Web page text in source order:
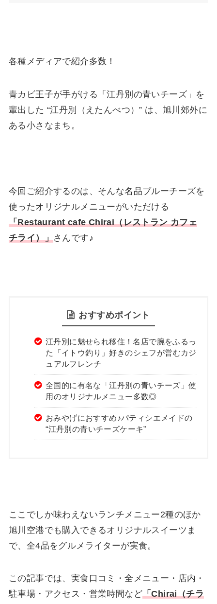
各種メディアで紹介多数！
青カビ王子が手がける「江丹別の青いチーズ」を
輩出した “江丹別（えたんべつ）” は、旭川郊外に
ある小さなまち。
今回ご紹介するのは、そんな名品ブルーチーズを
使ったオリジナルメニューがいただける
「Restaurant cafe Chirai（レストラン カフェ
チライ）」さんです♪
おすすめポイント
江丹別に魅せられ移住！名店で腕をふるっ
た「イトウ釣り」好きのシェフが営むカジ
ュアルフレンチ
全国的に有名な「江丹別の青いチーズ」使
用のオリジナルメニュー多数◎
おみやげにおすすめ♪パティシエメイドの
“江丹別の青いチーズケーキ”
ここでしか味わえないランチメニュー2種のほか
旭川空港でも購入できるオリジナルスイーツま
で、全4品をグルメライターが実食。
この記事では、実食口コミ・全メニュー・店内・
駐車場・アクセス・営業時間など「Chirai（チラ